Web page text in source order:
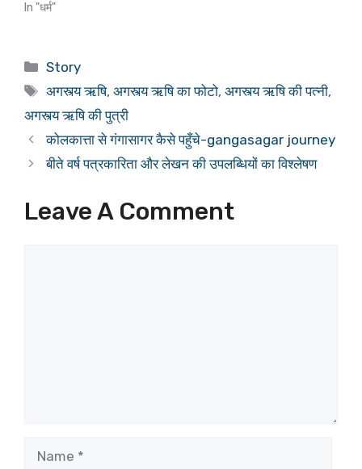
In "धर्म"
Categories
Story
Tags
अगस्त्य ऋषि,अगस्त्य ऋषि का फोटो,अगस्त्य ऋषि की पत्नी,
अगस्त्य ऋषि की पुत्री
कोलकात्ता से गंगासागर कैसे पहुँचे-gangasagar journey
बीते वर्ष पत्रकारिता और लेखन की उपलब्धियों का विश्लेषण
Leave A Comment